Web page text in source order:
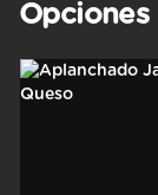
Opciones